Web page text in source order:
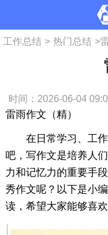
工作总结 > 热门总结 >
时间：2026-06-04
雷雨作文（精）
在日常学习、工作
吧，写作文是培养人
力和记忆力的重要手
秀作文呢？以下是小
读，希望大家能够喜欢